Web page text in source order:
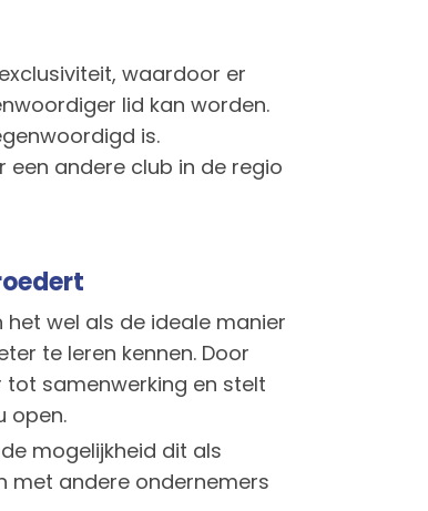
waardoor er
lid kan worden.
is.
een andere club in de regio
wel als de ideale manier
te leren kennen. Door
samenwerking en stelt
open.
mogelijkheid dit als
met andere ondernemers